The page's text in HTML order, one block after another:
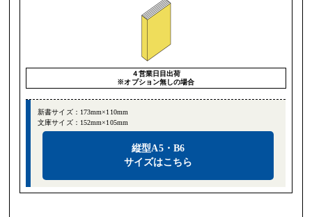
４営業日目出荷
※オプション無しの場合
新書サイズ：173mm×110mm
文庫サイズ：152mm×105mm
縦型A5・B6
サイズはこちら